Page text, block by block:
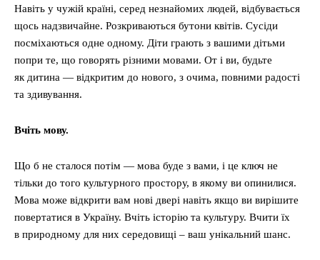
Навіть у чужій країні, серед незнайомих людей, відбувається
щось надзвичайне. Розкриваються бутони квітів. Сусіди
посміхаються одне одному. Діти грають з вашими дітьми
попри те, що говорять різними мовами. От і ви, будьте
як дитина — відкритим до нового, з очима, повними радості
та здивування.
Вчіть мову.
Що б не сталося потім — мова буде з вами, і це ключ не
тільки до того культурного простору, в якому ви опинилися.
Мова може відкрити вам нові двері навіть якщо ви вирішите
повертатися в Україну. Вчіть історію та культуру. Вчити їх
в природному для них середовищі – ваш унікальний шанс.